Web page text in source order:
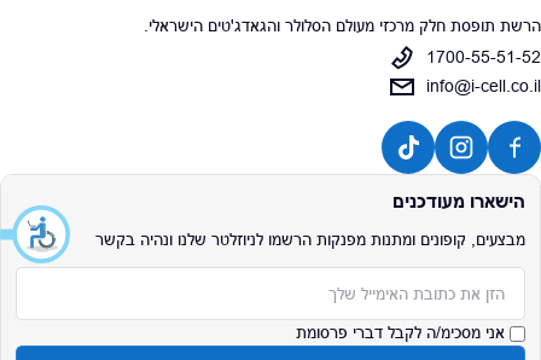
הרשת תופסת חלק מרכזי מעולם הסלולר והגאדג'טים הישראלי.
1700-55-51-52
info@i-cell.co.il
הישארו מעודכנים
מבצעים, קופונים ומתנות מפנקות הרשמו לניוזלטר שלנו ונהיה בקשר
אני מסכימ/ה לקבל דברי פרסומת